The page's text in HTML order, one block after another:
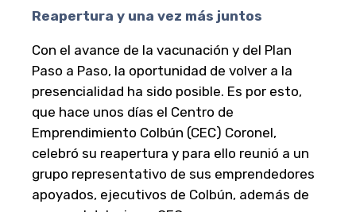
Reapertura y una vez más juntos
Con el avance de la vacunación y del Plan
Paso a Paso, la oportunidad de volver a la
presencialidad ha sido posible. Es por esto,
que hace unos días el Centro de
Emprendimiento Colbún (CEC) Coronel,
celebró su reapertura y para ello reunió a un
grupo representativo de sus emprendedores
apoyados, ejecutivos de Colbún, además de